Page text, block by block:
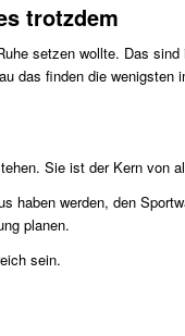
trotzdem
setzen wollte. Das
das finden die wenigsten
Sie ist der Kern von
haben werden, den
planen.
sein.